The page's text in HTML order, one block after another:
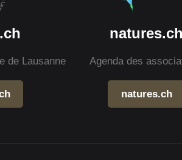
de Lausanne
natures.ch
Agenda des
natures.ch